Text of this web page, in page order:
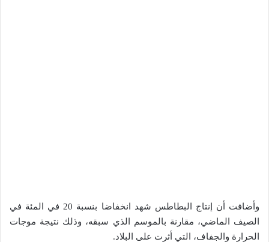
وأضافت أن إنتاج البطاطس شهد انخفاضا بنسبة 20 في المئة في
الصيف الماضي، مقارنة بالموسم الذي سبقه، وذلك نتيجة موجات
الحرارة والجفاف، التي أثرت على البلاد.